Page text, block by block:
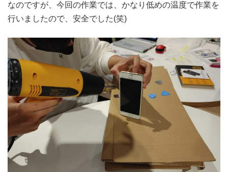
なのですが、今回の作業では、かなり低めの温度で作業を
行いましたので、安全でした(笑)